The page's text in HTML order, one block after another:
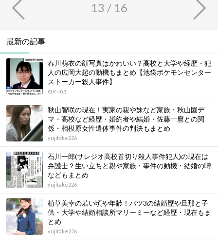
13 / 16
最新の記事
春川萌衣の顔写真はかわいい？高校と大学や経歴・犯
人の広岡大起の動機もまとめ【池袋ポケモンセンター
ストーカー殺人事件】
gurung
秋山智咲の現在！実家の親や妹など家族・秋山園デ
マ・高校など経歴・婚約者や結婚・佐藤一麿との関
係・相模原女性遺体事件の判決もまとめ
yujitake226
石川一郎(サレジオ高校首切り殺人事件犯人)の現在は
弁護士？生い立ちと親や家族・事件の動機・結婚の噂
などもまとめ
yujitake226
植草美幸の若い頃や年齢！バツ3の結婚歴や旦那と子
供・大学や結婚相談所マリーミーなど経歴・現在もま
とめ
yujitake226